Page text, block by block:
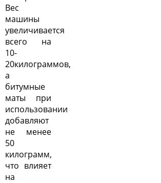
Вес
машины
увеличивается
всего на
10-
20килограммов,
а
битумные
маты при
использовании
добавляют
не менее
50
килограмм,
что влияет
на